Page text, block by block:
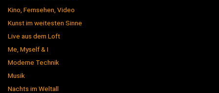
Kino, Fernsehen, Video
Kunst im weitesten Sinne
Live aus dem Loft
Me, Myself & I
Moderne Technik
Musik
Nachts im Weltall